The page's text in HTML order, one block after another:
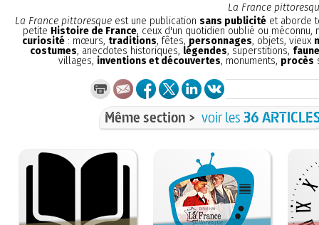
La France
La France pittoresque est une publication sans publicité et aborde
petite Histoire de France, ceux d'un quotidien oublié ou méconnu,
curiosité : mœurs, traditions, fêtes, personnages, objets, vieux
costumes, anecdotes historiques, légendes, superstitions,
villages, inventions et découvertes, monuments, procès
Même section > voir les36